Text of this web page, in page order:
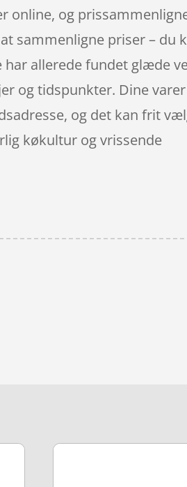
online, og
sammenligne priser – du
allerede fundet glæde
og tidspunkter. Dine varer
og det kan frit
køkultur og vrissende